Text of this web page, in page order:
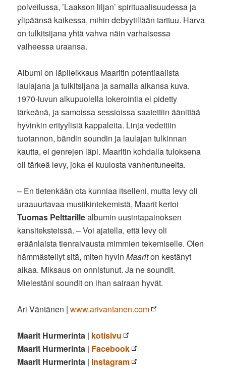
polveilussa, ’Laakson liljan’ spirituaalisuudessa ja
ylipäänsä kaikessa, mihin debyytillään tarttuu. Harva
on tulkitsijana yhtä vahva näin varhaisessa
vaiheessa uraansa.
Albumi on läpileikkaus Maaritin potentiaalista
laulajana ja tulkitsijana ja samalla aikansa kuva.
1970-luvun alkupuolella lokerointia ei pidetty
tärkeänä, ja samoissa sessioissa saatettiin äänittää
hyvinkin erityylisiä kappaleita. Linja vedettiin
tuotannon, bändin soundin ja laulajan tulkinnan
kautta, ei genrejen läpi. Maaritin kohdalla tuloksena
oli tärkeä levy, joka ei kuulosta vanhentuneelta.
– En tietenkään ota kunniaa itselleni, mutta levy oli
uraauurtavaa musiikintekemistä, Maarit kertoi
Tuomas Pelttarillealbumin uusintapainoksen
kansiteksteissä. – Voi ajatella, että levy oli
eräänlaista tienraivausta mimmien tekemiselle. Olen
hämmästellyt sitä, miten hyvinMaariton kestänyt
aikaa. Miksaus on onnistunut. Ja ne soundit.
Mielestäni soundit on ihan sairaan hyvät.
Ari Väntänen |www.arivantanen.com
Maarit Hurmerinta | kotisivu
Maarit Hurmerinta | Facebook
Maarit Hurmerinta | Instagram